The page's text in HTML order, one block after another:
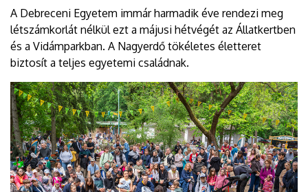
A Debreceni Egyetem immár harmadik éve rendezi meg
létszámkorlát nélkül ezt a májusi hétvégét az Állatkertben
és a Vidámparkban. A Nagyerdő tökéletes életteret
biztosít a teljes egyetemi családnak.